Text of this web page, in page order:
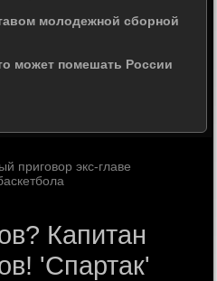
молодежной сборной
может помешать России
приговор экс-главе
Капитан
'Спартак'